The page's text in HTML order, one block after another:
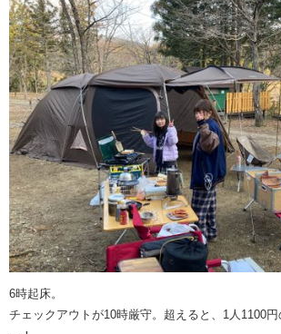
6時起床。
チェックアウトが10時厳守。超えると、1人1100